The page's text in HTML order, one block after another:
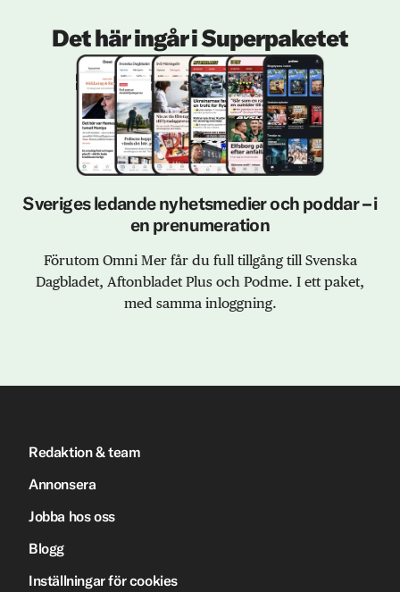
Det här ingår i Superpaketet
Sveriges ledande nyhetsmedier och poddar – i
en prenumeration
Förutom Omni Mer får du full tillgång till Svenska
Dagbladet, Aftonbladet Plus och Podme. I ett paket,
med samma inloggning.
Redaktion & team
Annonsera
Jobba hos oss
Blogg
Inställningar för cookies